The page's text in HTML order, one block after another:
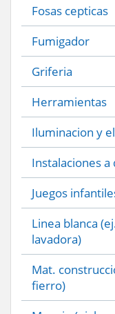
Fosas cepticas
Fumigador
Griferia
Herramientas
Iluminacion y
Instalaciones
Juegos
Linea blanca
lavadora)
Mat.
fierro)